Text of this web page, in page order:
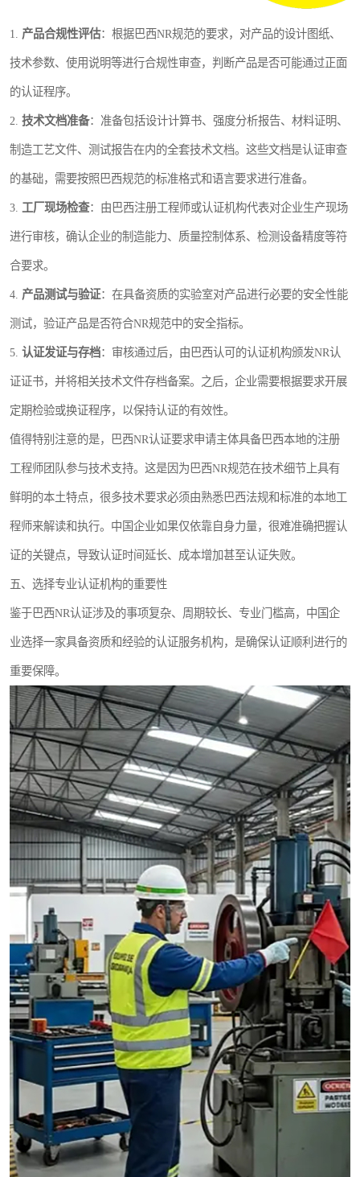
1. 产品合规性评估：根据巴西NR规范的要求，对产品的设计图纸、
技术参数、使用说明等进行合规性审查，判断产品是否可能通过正面
的认证程序。
2. 技术文档准备：准备包括设计计算书、强度分析报告、材料证明、
制造工艺文件、测试报告在内的全套技术文档。这些文档是认证审查
的基础，需要按照巴西规范的标准格式和语言要求进行准备。
3. 工厂现场检查：由巴西注册工程师或认证机构代表对企业生产现场
进行审核，确认企业的制造能力、质量控制体系、检测设备精度等符
合要求。
4. 产品测试与验证：在具备资质的实验室对产品进行必要的安全性能
测试，验证产品是否符合NR规范中的安全指标。
5. 认证发证与存档：审核通过后，由巴西认可的认证机构颁发NR认
证证书，并将相关技术文件存档备案。之后，企业需要根据要求开展
定期检验或换证程序，以保持认证的有效性。
值得特别注意的是，巴西NR认证要求申请主体具备巴西本地的注册
工程师团队参与技术支持。这是因为巴西NR规范在技术细节上具有
鲜明的本土特点，很多技术要求必须由熟悉巴西法规和标准的本地工
程师来解读和执行。中国企业如果仅依靠自身力量，很难准确把握认
证的关键点，导致认证时间延长、成本增加甚至认证失败。
五、选择专业认证机构的重要性
鉴于巴西NR认证涉及的事项复杂、周期较长、专业门槛高，中国企
业选择一家具备资质和经验的认证服务机构，是确保认证顺利进行的
重要保障。